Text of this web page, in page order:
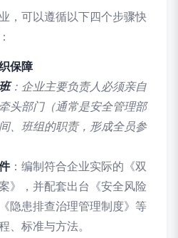
，可以遵循以下四个步骤快
保障
：企业主要负责人必须亲自
头部门（通常是安全管理部
、班组的职责，形成全员参
：编制符合企业实际的《双
》，并配套出台《安全风险
隐患排查治理管理制度》等
、标准与方法。